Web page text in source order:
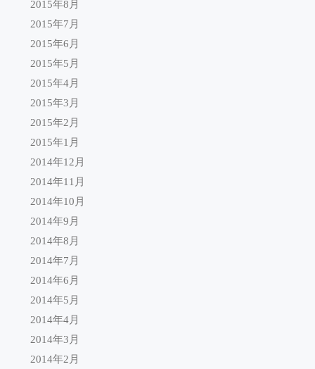
2015年8月
2015年7月
2015年6月
2015年5月
2015年4月
2015年3月
2015年2月
2015年1月
2014年12月
2014年11月
2014年10月
2014年9月
2014年8月
2014年7月
2014年6月
2014年5月
2014年4月
2014年3月
2014年2月